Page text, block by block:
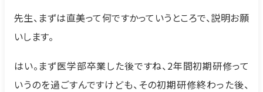
先生、まずは直美って何ですかっていうところで、説明お願
いします。
はい。まず医学部卒業した後ですね、2年間初期研修って
いうのを過ごすんですけども、その初期研修終わった後、